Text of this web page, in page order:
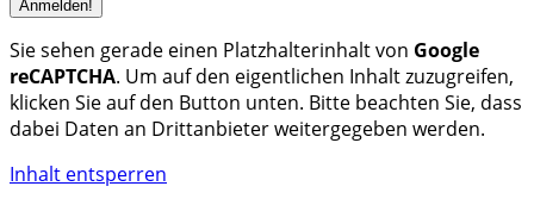
Sie sehen gerade einen Platzhalterinhalt von Google
reCAPTCHA. Um auf den eigentlichen Inhalt zuzugreifen,
klicken Sie auf den Button unten. Bitte beachten Sie, dass
dabei Daten an Drittanbieter weitergegeben werden.
Inhalt entsperren